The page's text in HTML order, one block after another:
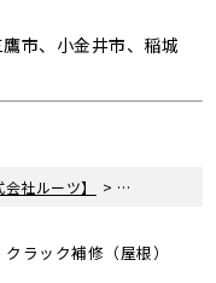
市、小金井市、稲城
社ルーツ】 > 新着情報
ラック補修（屋根）